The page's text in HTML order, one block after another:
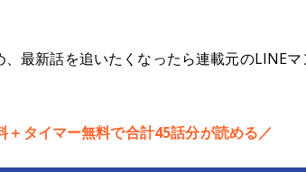
最新話を追いたくなったら連載元のLINE
＋タイマー無料で合計45話分が読める／